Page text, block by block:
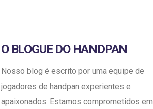
O BLOGUE DO HANDPAN
Nosso blog é escrito por uma equipe de
jogadores de handpan experientes e
apaixonados. Estamos comprometidos em